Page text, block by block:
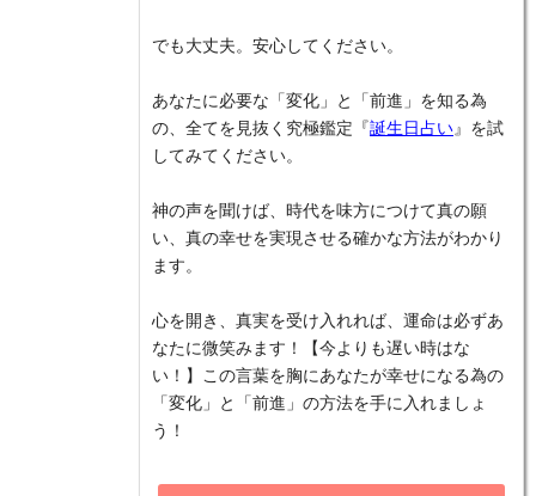
でも大丈夫。安心してください。
あなたに必要な「変化」と「前進」を知る為
の、全てを見抜く究極鑑定『誕生日占い 』を試
してみてください。
神の声を聞けば、時代を味方につけて真の願
い、真の幸せを実現させる確かな方法がわかり
ます。
心を開き、真実を受け入れれば、運命は必ずあ
なたに微笑みます！【今よりも遅い時はな
い！】この言葉を胸にあなたが幸せになる為の
「変化」と「前進」の方法を手に入れましょ
う！